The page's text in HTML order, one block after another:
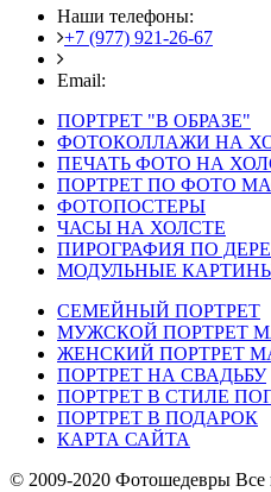
Наши телефоны:
+7 (977) 921-26-67
Email:
ПОРТРЕТ "В ОБРАЗЕ"
ФОТОКОЛЛАЖИ НА
ПЕЧАТЬ ФОТО НА
ПОРТРЕТ ПО ФОТО
ФОТОПОСТЕРЫ
ЧАСЫ НА ХОЛСТЕ
ПИРОГРАФИЯ ПО
МОДУЛЬНЫЕ
СЕМЕЙНЫЙ ПОРТРЕТ
МУЖСКОЙ ПОРТРЕТ
ЖЕНСКИЙ ПОРТРЕТ
ПОРТРЕТ НА СВАДЬБУ
ПОРТРЕТ В СТИЛЕ
ПОРТРЕТ В ПОДАРОК
КАРТА САЙТА
© 2009-2020 Фотошедевры